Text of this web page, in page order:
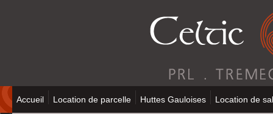
Accueil Location de parcelle Huttes Gauloises Location de